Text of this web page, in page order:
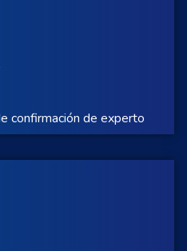
confirmación de experto